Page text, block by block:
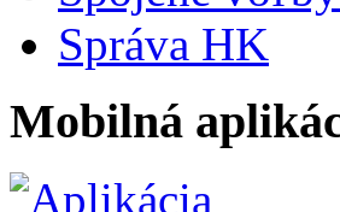
Správa HK
Mobilná